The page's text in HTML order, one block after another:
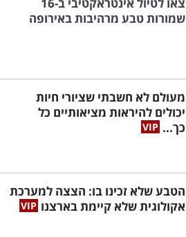
צאו לטיול אינטראקטיבי ב-16
שמורות טבע מרהיבות באירופה
מעולם לא חשבתי שציורי חיות
יכולים להיראות מציאותיים כל
כך...
הטבע שלא זכינו בו: הצצה למערכת
אקולוגית שלא קיימת בארצנו